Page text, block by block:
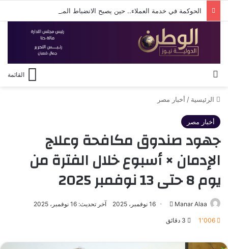
القائمة
الرئيسية / أخبار مصر
أخبار مصر
جهود صندوق مكافحة وعلاج
الإدمان × أسبوع خلال الفترة من
يوم 8 حتى 13 نوفمبر 2025
Manar Alaa
أرسل 16 نوفمبر، 2025 آخر تحديث: 16 نوفمبر، 2025
1٬006